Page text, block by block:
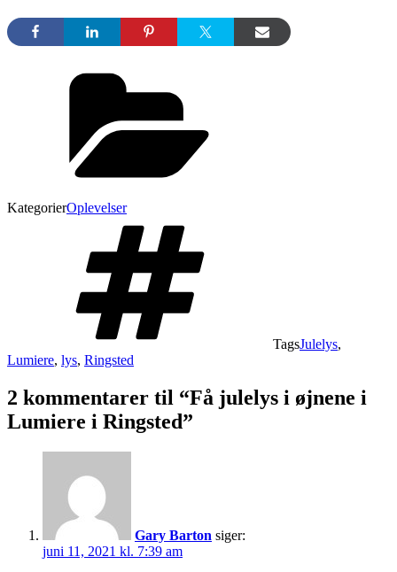
KategorierOplevelser
TagsJulelys,
Lumiere, lys, Ringsted
2 kommentarer til “Få julelys i øjnene i
Lumiere i Ringsted”
Gary Barton siger:
juni 11, 2021 kl. 7:39 am